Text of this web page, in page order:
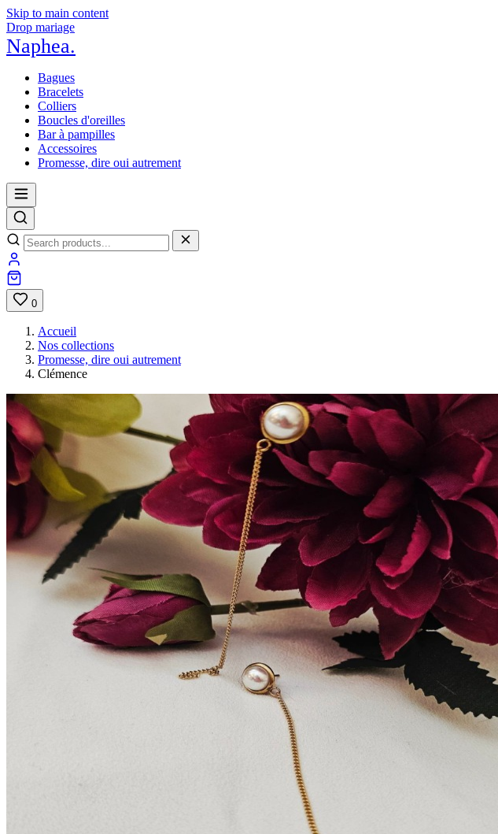
Skip to main content
Drop mariage
Naphea.
Bagues
Bracelets
Colliers
Boucles d'oreilles
Bar à pampilles
Accessoires
Promesse, dire oui autrement
0
Accueil
Nos collections
Promesse, dire oui autrement
Clémence